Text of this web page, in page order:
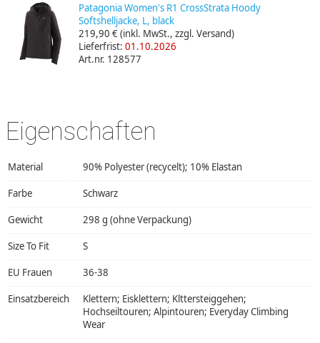
Patagonia Women's R1 CrossStrata Hoody
Softshelljacke, L, black
219,90 €(inkl. MwSt., zzgl. Versand)
Lieferfrist: 01.10.2026
Art.nr. 128577
Eigenschaften
Material 90% Polyester (recycelt); 10% Elastan
Farbe Schwarz
Gewicht 298 g (ohne Verpackung)
Size To Fit S
EU Frauen 36-38
Einsatzbereich
Klettern; Eisklettern; Klttersteiggehen;
Hochseiltouren; Alpintouren; Everyday Climbing
Wear